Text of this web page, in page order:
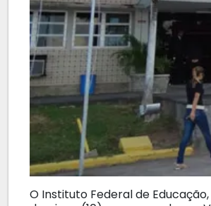
O Instituto Federal de